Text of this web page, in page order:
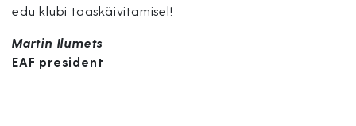
edu klubi taaskäivitamisel!
Martin Ilumets
EAF president